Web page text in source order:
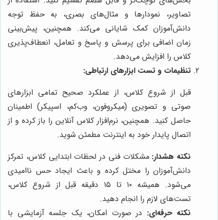
تصاویر، نمودارها و مثال‌های بصری، به حفظ توجه
دانش‌آموزان کمک شایانی می‌کند. همچنین، پیش‌بینی
زمان اضافی برای پرسش و پاسخ و تعامل، انعطاف‌پذیری
کلاس را افزایش می‌دهد.
تنظیمات و تست ابزارهای ارتباطی:
قبل از شروع کلاس، از عملکرد صحیح تمامی ابزارهای
صوتی و تصویری (میکروفون، وب‌کم، اسپیکر) اطمینان
حاصل کنید. همچنین، نرم‌افزار کلاس آنلاین را باز کرده و از
اتصال پایدار خود به اینترنت مطمئن شوید.
نکته هشدار: مشکلات فنی در لحظات ابتدایی کلاس، تمرکز
دانش‌آموزان را مختل کرده و باعث ایجاد حس ناامیدی
می‌شود. همیشه ۱۰ تا ۱۵ دقیقه قبل از شروع کلاس،
تست‌های لازم را انجام دهید.
نکته حرفه‌ای: در صورت امکان، یک جلسه آزمایشی با